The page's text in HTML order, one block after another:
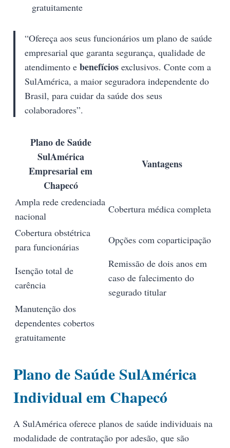
gratuitamente
“Ofereça aos seus funcionários um plano de saúde
empresarial que garanta segurança, qualidade de
atendimento e benefícios exclusivos. Conte com a
SulAmérica, a maior seguradora independente do
Brasil, para cuidar da saúde dos seus
colaboradores”.
Plano de Saúde
SulAmérica
Empresarial em
Chapecó
Vantagens
Ampla rede credenciada
nacional
Cobertura médica completa
Cobertura obstétrica
para funcionárias
Opções com coparticipação
Isenção total de
carência
Remissão de dois anos em
caso de falecimento do
segurado titular
Manutenção dos
dependentes cobertos
gratuitamente
Plano de Saúde SulAmérica
Individual em Chapecó
A SulAmérica oferece planos de saúde individuais na
modalidade de contratação por adesão, que são